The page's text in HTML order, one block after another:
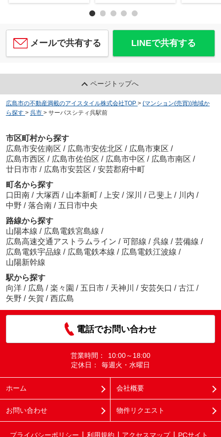
メールで共有する LINEで共有する
ページトップへ
広島市の不動産満載のアイスタイル株式会社TOP > (マンション(売買))地域か
ら探す > 呉市 > サーパスシティ呉駅前
市区町村から探す
広島市安佐南区 / 広島市安佐北区 / 広島市東区 /
広島市西区 / 広島市佐伯区 / 広島市中区 / 広島市南区 /
廿日市市 / 広島市安芸区 / 安芸郡府中町
町名から探す
口田南 / 大塚西 / 山本新町 / 上安 / 深川 / 己斐上 / 川内 /
中野 / 落合南 / 五日市中央
路線から探す
山陽本線 / 広島電鉄宮島線 /
広島高速交通アストラムライン / 可部線 / 呉線 / 芸備線 /
広島電鉄宇品線 / 広島電鉄本線 / 広島電鉄江波線 /
山陽新幹線
駅から探す
向洋 / 広島 / 楽々園 / 五日市 / 天神川 / 安芸矢口 / 古江 /
矢野 / 矢賀 / 西広島
電話でお問い合わせ
営業時間：
10:00～18:00
定休日：
毎週火・水曜日
ホーム 会社概要
お問い合わせ 物件リクエスト
プライバシーポリシー 利用規約 アクセスマップ PCサイト